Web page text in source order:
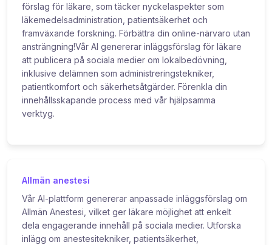
förslag för läkare, som täcker nyckelaspekter som
läkemedelsadministration, patientsäkerhet och
framväxande forskning. Förbättra din online-närvaro utan
ansträngning!Vår AI genererar inläggsförslag för läkare
att publicera på sociala medier om lokalbedövning,
inklusive delämnen som administreringstekniker,
patientkomfort och säkerhetsåtgärder. Förenkla din
innehållsskapande process med vår hjälpsamma
verktyg.
Allmän anestesi
Vår AI-plattform genererar anpassade inläggsförslag om
Allmän Anestesi, vilket ger läkare möjlighet att enkelt
dela engagerande innehåll på sociala medier. Utforska
inlägg om anestesitekniker, patientsäkerhet,